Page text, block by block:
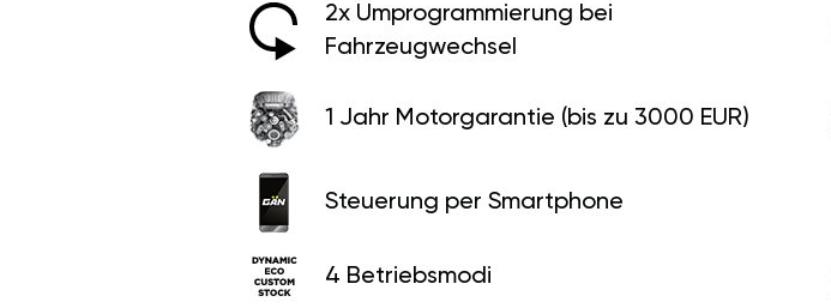
2x Umprogrammierung bei
Fahrzeugwechsel
1 Jahr Motorgarantie (bis zu 3000 EUR)
Steuerung per Smartphone
4 Betriebsmodi